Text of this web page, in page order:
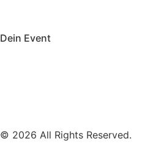
Dein Event
© 2026 All Rights Reserved.